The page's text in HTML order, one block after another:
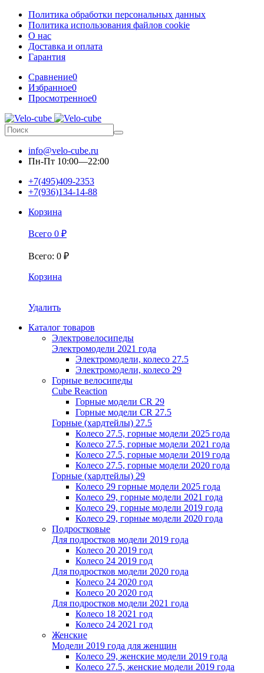
Политика обработки персональных данных
Политика использования файлов cookie
О нас
Доставка и оплата
Гарантия
Сравнение0
Избранное0
Просмотренное0
info@velo-cube.ru
Пн-Пт 10:00—22:00
+7(495)409-2353
+7(936)134-14-88
Корзина
Всего 0 ₽
Всего: 0 ₽
Корзина
Удалить
Каталог товаров
Электровелосипеды
Электромодели 2021 года
Электромодели, колесо 27.5
Электромодели, колесо 29
Горные велосипеды
Cube Reaction
Горные модели CR 29
Горные модели CR 27.5
Горные (хардтейлы) 27.5
Колесо 27.5, горные модели 2025 года
Колесо 27.5, горные модели 2021 года
Колесо 27.5, горные модели 2019 года
Колесо 27.5, горные модели 2020 года
Горные (хардтейлы) 29
Колесо 29 горные модели 2025 года
Колесо 29, горные модели 2021 года
Колесо 29, горные модели 2019 года
Колесо 29, горные модели 2020 года
Подростковые
Для подростков модели 2019 года
Колесо 20 2019 год
Колесо 24 2019 год
Для подростков модели 2020 года
Колесо 24 2020 год
Колесо 20 2020 год
Для подростков модели 2021 года
Колесо 18 2021 год
Колесо 24 2021 год
Женскиe
Модели 2019 года для женщин
Колесо 29, женские модели 2019 года
Колесо 27.5, женские модели 2019 года